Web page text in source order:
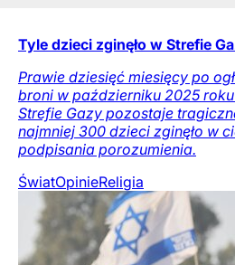
Tyle dzieci zginęło w Strefie
Prawie dziesięć miesięcy po
broni w październiku 2025
Strefie Gazy pozostaje
najmniej 300 dzieci zginęło w
podpisania porozumienia.
ŚwiatOpinieReligia